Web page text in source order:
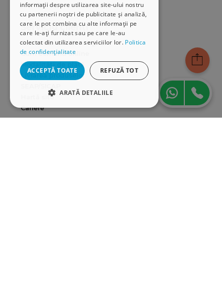
informații despre utilizarea site-ului nostru
cu partenerii noștri de publicitate și analiză,
care le pot combina cu alte informații pe
care le-ați furnizat sau pe care le-au
colectat din utilizarea serviciilor lor. Politica
de confidențialitate
ACCEPTĂ TOATE REFUZĂ TOT
ARATĂ DETALIILE
STRICT NECESARE
ANPC
Serviciu clienți
Comunitatea Hamangiu
Cum comand online
Modalități de plată
Livrarea produselor
Hartă site
Cariere